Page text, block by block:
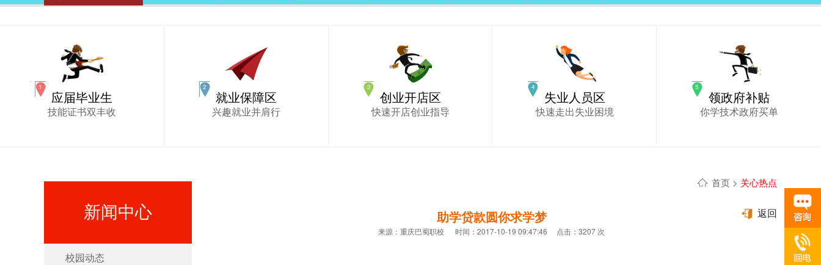
应届毕业生
技能证书双丰收
就业保障区
兴趣就业并肩行
创业开店区
快速开店创业指导
失业人员区
快速走出失业困境
领政府补贴
你学技术政府买单
新闻中心
校园动态
首页 > 关心热点
助学贷款圆你求学梦
来源：重庆巴蜀职校 时间：2017-10-19 09:47:46 点击：3207 次
返回